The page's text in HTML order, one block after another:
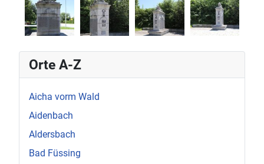
Orte A-Z
Aicha vorm Wald
Aidenbach
Aldersbach
Bad Füssing